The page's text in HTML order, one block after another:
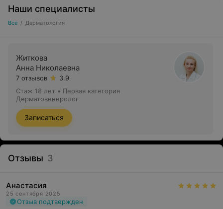
Наши специалисты
Все / Дерматология
Житкова
Анна Николаевна
7 отзывов
3.9
Стаж 18 лет • Первая категория
Дерматовенеролог
Записаться
Отзывы 3
Анастасия
25 сентября 2025
Отзыв подтвержден